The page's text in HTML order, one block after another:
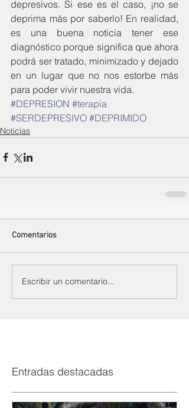
depresivos. Si ese es el caso, ¡no se
deprima más por saberlo! En realidad,
es una buena noticia tener ese
diagnóstico porque significa que ahora
podrá ser tratado, minimizado y dejado
en un lugar que no nos estorbe más
para poder vivir nuestra vida.
#DEPRESION #terapia
#SERDEPRESIVO #DEPRIMIDO
Noticias
Comentarios
Escribir un comentario...
Entradas destacadas